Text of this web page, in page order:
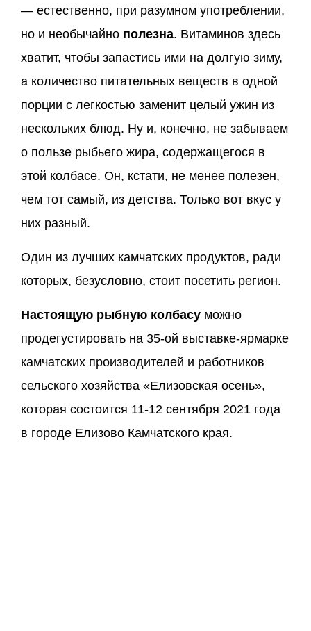
— естественно, при разумном употреблении,
но и необычайно полезна. Витаминов здесь
хватит, чтобы запастись ими на долгую зиму,
а количество питательных веществ в одной
порции с легкостью заменит целый ужин из
нескольких блюд. Ну и, конечно, не забываем
о пользе рыбьего жира, содержащегося в
этой колбасе. Он, кстати, не менее полезен,
чем тот самый, из детства. Только вот вкус у
них разный.
Один из лучших камчатских продуктов, ради
которых, безусловно, стоит посетить регион.
Настоящую рыбную колбасу можно
продегустировать на 35-ой выставке-ярмарке
камчатских производителей и работников
сельского хозяйства «Елизовская осень»,
которая состоится 11-12 сентября 2021 года
в городе Елизово Камчатского края.